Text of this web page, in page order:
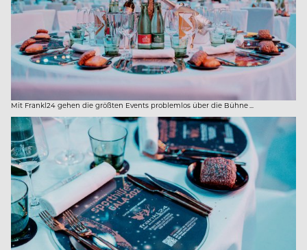
Mit Frankl24 gehen die größten Events problemlos über die Bühne ...